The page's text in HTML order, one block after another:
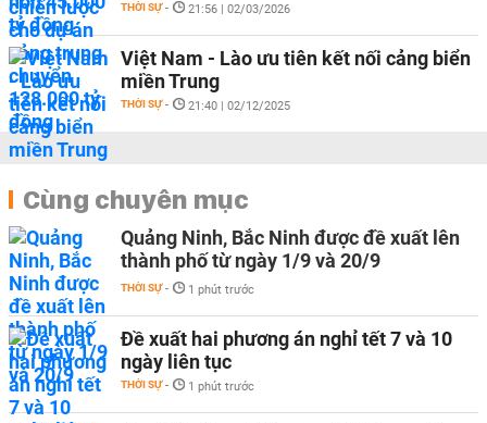
THỜI SỰ - 21:56 | 02/03/2026
Việt Nam - Lào ưu tiên kết nối cảng biển
miền Trung
THỜI SỰ - 21:40 | 02/12/2025
Cùng chuyên mục
Quảng Ninh, Bắc Ninh được đề xuất lên
thành phố từ ngày 1/9 và 20/9
THỜI SỰ - 1 phút trước
Đề xuất hai phương án nghỉ tết 7 và 10
ngày liên tục
THỜI SỰ - 1 phút trước